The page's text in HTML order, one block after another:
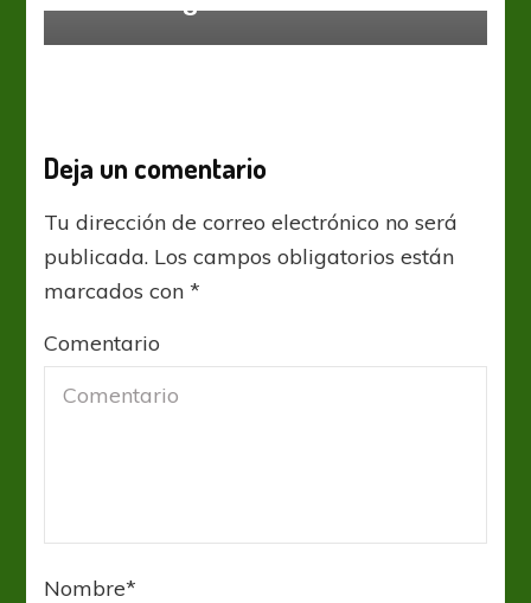
Deja un comentario
Tu dirección de correo electrónico no será
publicada. Los campos obligatorios están
marcados con*
Comentario
Nombre*